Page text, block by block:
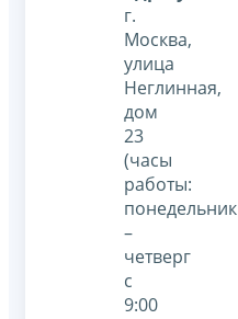
г.
Москва,
улица
Неглинная,
дом
23
(часы
работы:
понедельник
–
четверг
с
9:00